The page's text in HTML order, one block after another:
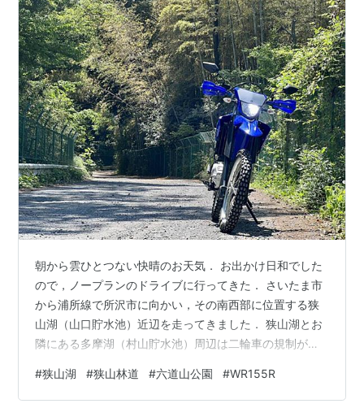
朝から雲ひとつない快晴のお天気． お出かけ日和でした
ので，ノープランのドライブに行ってきた． さいたま市
から浦所線で所沢市に向かい，その南西部に位置する狭
山湖（山口貯水池）近辺を走ってきました． 狭山湖とお
隣にある多摩湖（村山貯水池）周辺は二輪車の規制が厳
すごく走りづらい場所なんですよね．今回走ってきた道
は狭山湖の北側を走る道で，狭山湖外周道路（狭山林
#狭山湖 #狭山林道 #六道山公園 #WR155R